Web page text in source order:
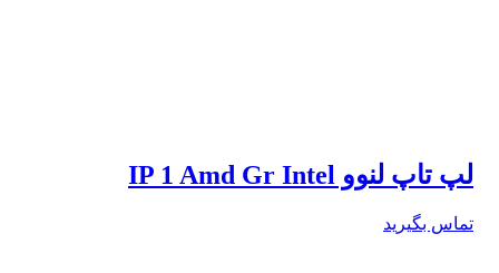
لپ تاپ لنوو IP 1 Amd Gr Intel
تماس بگیرید